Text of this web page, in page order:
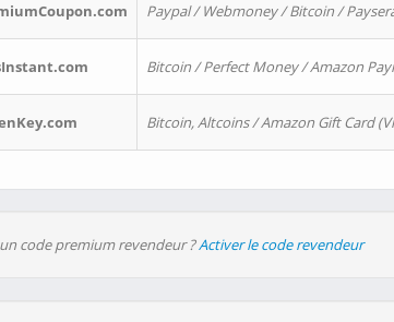
Paypal / Webmoney / Bitcoin /
Bitcoin / Perfect Money / Amazon
Bitcoin, Altcoins / Amazon Gift Card
code premium revendeur ?Activer le code revendeur